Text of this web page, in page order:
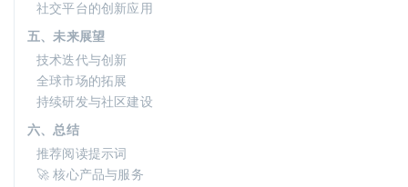
社交平台的创新应用
五、未来展望
技术迭代与创新
全球市场的拓展
持续研发与社区建设
六、总结
推荐阅读提示词
🚀 核心产品与服务